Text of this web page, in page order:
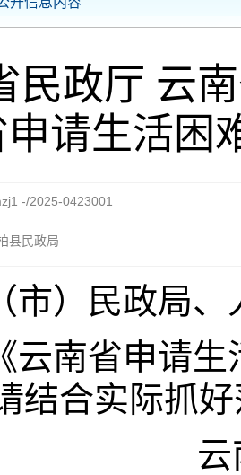
民政厅 云
请生活困
-/2025-0423001
县民政局
市）民政局
云南省申请生
结合实际抓